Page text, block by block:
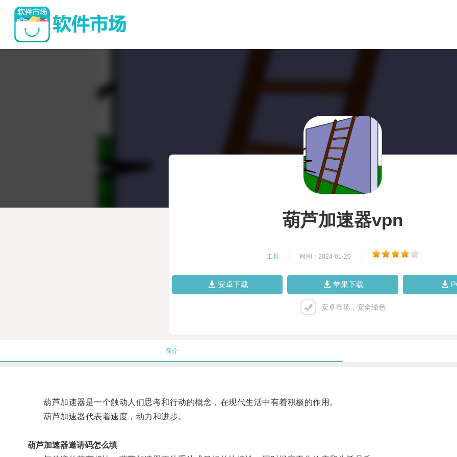
葫芦加速器vpn
工具 时间：2024-01-20
安卓下载 苹果下载
安卓市场，安全绿色
简介
葫芦加速器是一个触动人们思考和行动的概念，在现代生活中有着积极的作用。
葫芦加速器代表着速度，动力和进步。
葫芦加速器邀请码怎么填